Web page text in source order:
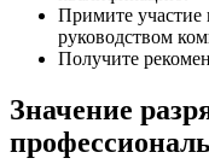
Примите участие
руководством
Получите
Значение